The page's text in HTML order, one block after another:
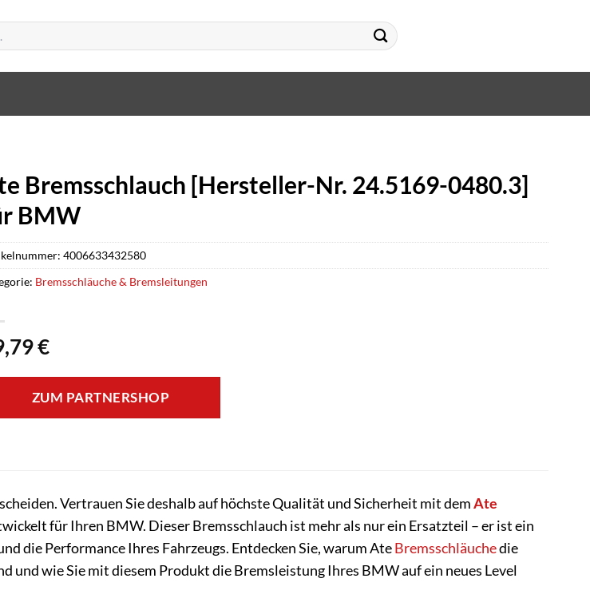
Bremsschlauch [Hersteller-Nr. 24.5169-0480.3]
BMW
€
ZUM PARTNERSHOP
4006633432580
Bremsschläuche & Bremsleitungen
Vertrauen Sie deshalb auf höchste Qualität und Sicherheit mit demAte
für Ihren BMW. Dieser Bremsschlauch ist mehr als nur ein Ersatzteil – er ist ein
die Performance Ihres Fahrzeugs. Entdecken Sie, warum AteBremsschläuchedie
und wie Sie mit diesem Produkt die Bremsleistung Ihres BMW auf ein neues Level